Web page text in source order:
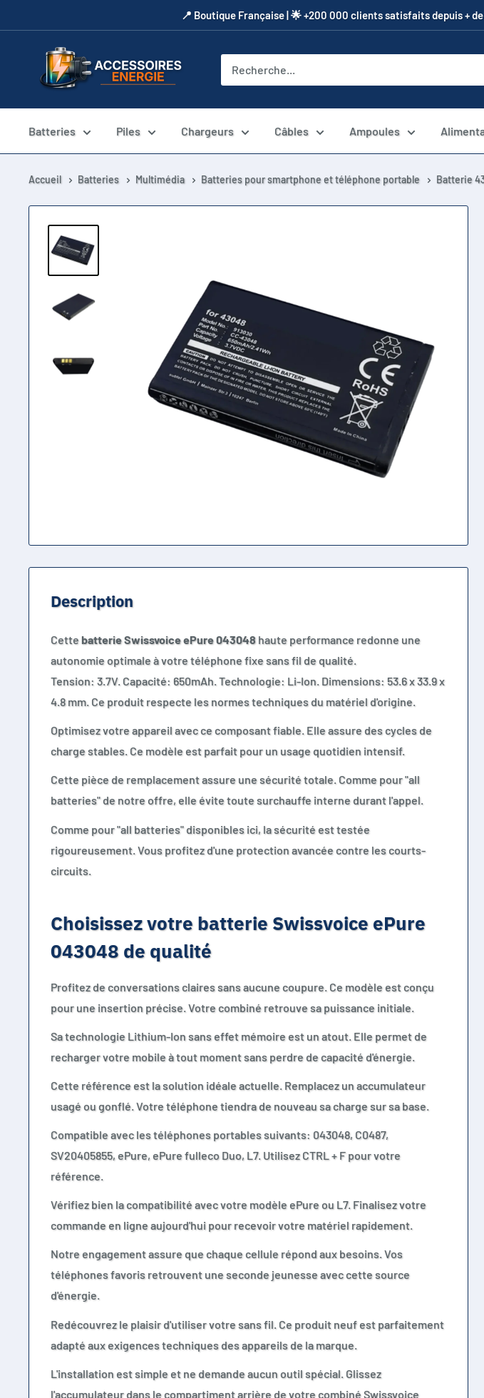
au
​📍​ Boutique Française | 🌟 +200 000 clients satisfaits depuis +
Accessoires
Energie
Batteries Piles Chargeurs Câbles Ampoules
Accueil Batteries Multimédia Batteries pour smartphone et téléphone portable Batterie
Description
Cettebatterie Swissvoice ePure 043048 haute performance redonne une
autonomie optimale à votre téléphone fixe sans fil de qualité.
Tension: 3.7V. Capacité: 650mAh. Technologie: Li-Ion. Dimensions: 53.6 x 33.9 x
4.8 mm. Ce produit respecte les normes techniques du matériel d'origine.
Optimisez votre appareil avec ce composant fiable. Elle assure des cycles de
charge stables. Ce modèle est parfait pour un usage quotidien intensif.
Cette pièce de remplacement assure une sécurité totale. Comme pour "all
batteries" de notre offre, elle évite toute surchauffe interne durant l'appel.
Comme pour "all batteries" disponibles ici, la sécurité est testée
rigoureusement. Vous profitez d'une protection avancée contre les courts-
circuits.
Choisissez votre batterie Swissvoice ePure
043048 de qualité
Profitez de conversations claires sans aucune coupure. Ce modèle est conçu
pour une insertion précise. Votre combiné retrouve sa puissance initiale.
Sa technologie Lithium-Ion sans effet mémoire est un atout. Elle permet de
recharger votre mobile à tout moment sans perdre de capacité d'énergie.
Cette référence est la solution idéale actuelle. Remplacez un accumulateur
usagé ou gonflé. Votre téléphone tiendra de nouveau sa charge sur sa base.
Compatible avec les téléphones portables suivants: 043048, C0487,
SV20405855, ePure, ePure fulleco Duo, L7. Utilisez CTRL + F pour votre
référence.
Vérifiez bien la compatibilité avec votre modèle ePure ou L7. Finalisez votre
commande en ligne aujourd'hui pour recevoir votre matériel rapidement.
Notre engagement assure que chaque cellule répond aux besoins. Vos
téléphones favoris retrouvent une seconde jeunesse avec cette source
d'énergie.
Redécouvrez le plaisir d'utiliser votre sans fil. Ce produit neuf est parfaitement
adapté aux exigences techniques des appareils de la marque.
L'installation est simple et ne demande aucun outil spécial. Glissez
l'accumulateur dans le compartiment arrière de votre combiné Swissvoice